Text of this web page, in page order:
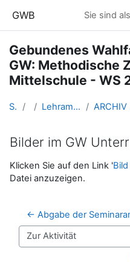
GWB Sie sind
Gebundenes
GW: Methodische
Mittelschule - WS
Startseite Kurse Lehramtsausbildung GW im Cluster Österreich Mitte
Bilder im GW
Abschlussbedingungen
Klicken Sie auf den Link '
Datei anzuzeigen.
← Abgabe der
Zur Aktivität